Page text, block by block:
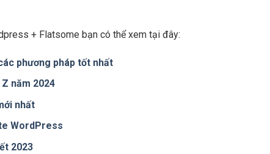
+ Flatsome bạn có thể xem tại đây:
phương pháp tốt nhất
năm 2024
nhất
WordPress
2023